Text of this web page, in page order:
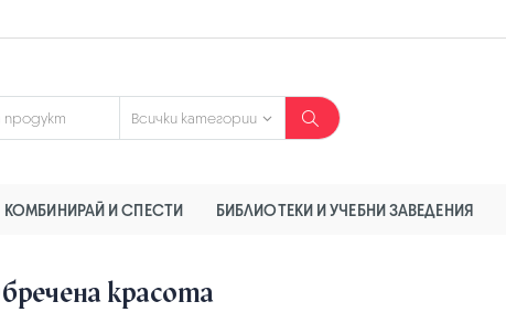
КОМБИНИРАЙ И СПЕСТИ БИБЛИОТЕКИ И УЧЕБНИ ЗАВЕДЕНИЯ
красота